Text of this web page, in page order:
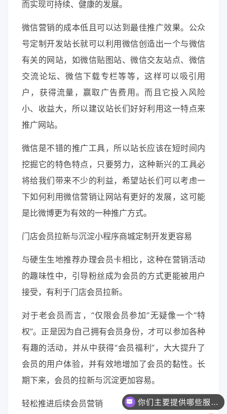
而实现可持续、健康的发展。
微信营销的成本低且可以达到最佳推广效果。公众
号定制开发站长就可以利用微信创造出一个与微信
有关的网站，如微信贴图站、微信交友站点、微信
交流论坛、微信下载专栏等等，这样可以吸引用
户，获得流量，赢取广告费用。而且它投入风险
小、收益大，所以建议站长们好好利用这一特点来
推广网站。
微信是不错的推广工具，所以站长应该在短时间内
挖掘它的特色特点，只要努力，这种新兴的工具必
将给我们带来不少的利益，希望站长们可以考虑一
下如何利用微信营销让网站有更好的发展，这可能
是比微博更为有效的一种推广方式。
门店会员拉新与沉淀小程序商城定制开发更容易
与硬生生地推荐办理会员卡相比，这种在营销活动
的趣味性中，引导粉丝成为会员的方式更能被用户
接受，有利于门店会员拉新。
对于老会员而言，“仅限会员参加”无疑像一个“特
权”。正是因为自己拥有会员身份，才可以参加各种
有趣的活动，并从中获得“会员福利”，大大提升了
会员的用户体验，并有效地增加了会员的黏性。长
期下来，会员的拉新与沉淀更加容易。
轻松推进后续会员营销 你们主要提供哪些服务？可以根据需求定制吗？